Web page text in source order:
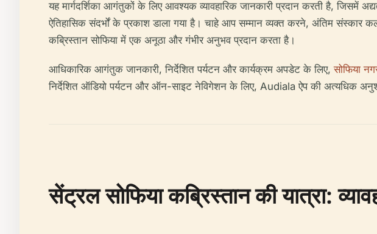
यह मार्गदर्शिका आगंतुकों के लिए आवश्यक व्यावहारिक जानकारी प्रदान करती है,
ऐतिहासिक संदर्भों के प्रकाश डाला गया है। चाहे आप सम्मान व्यक्त करने, अंतिम संस्कार
कब्रिस्तान सोफिया में एक अनूठा और गंभीर अनुभव प्रदान करता है।
आधिकारिक आगंतुक जानकारी, निर्देशित पर्यटन और कार्यक्रम अपडेट के लिए,सोफिया
निर्देशित ऑडियो पर्यटन और ऑन-साइट नेविगेशन के लिए, Audiala ऐप की अत्यधिक
सेंट्रल सोफिया कब्रिस्तान की यात्रा: